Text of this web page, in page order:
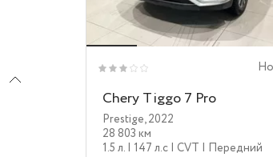
Chery Tiggo 7 Pro
Prestige,2022
28 803 км
1.5 л. | 147 л.c | CVT | Передний